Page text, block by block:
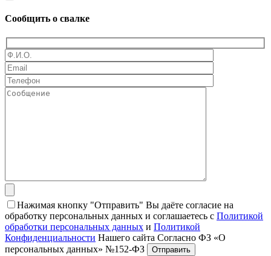
Сообщить о свалке
Нажимая кнопку "Отправить" Вы даёте согласие на
обработку персональных данных и соглашаетесь с Политикой
обработки персональных данных и Политикой
Конфиденциальности Нашего сайта Согласно ФЗ «О
персональных данных» №152-ФЗ